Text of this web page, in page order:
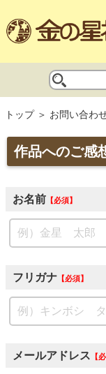
トップ お問い合わ
作品へのご感
お名前 必須
フリガナ 必須
メールアドレス